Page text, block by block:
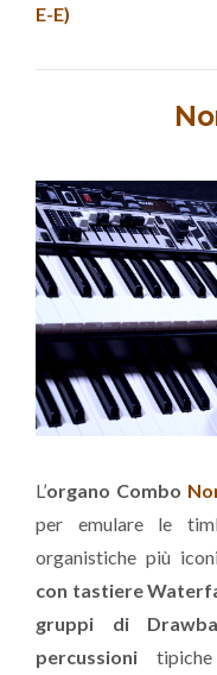
E-E)
L’organo Combo
per emulare le
organistiche più
con tastiere
gruppi di
percussioni